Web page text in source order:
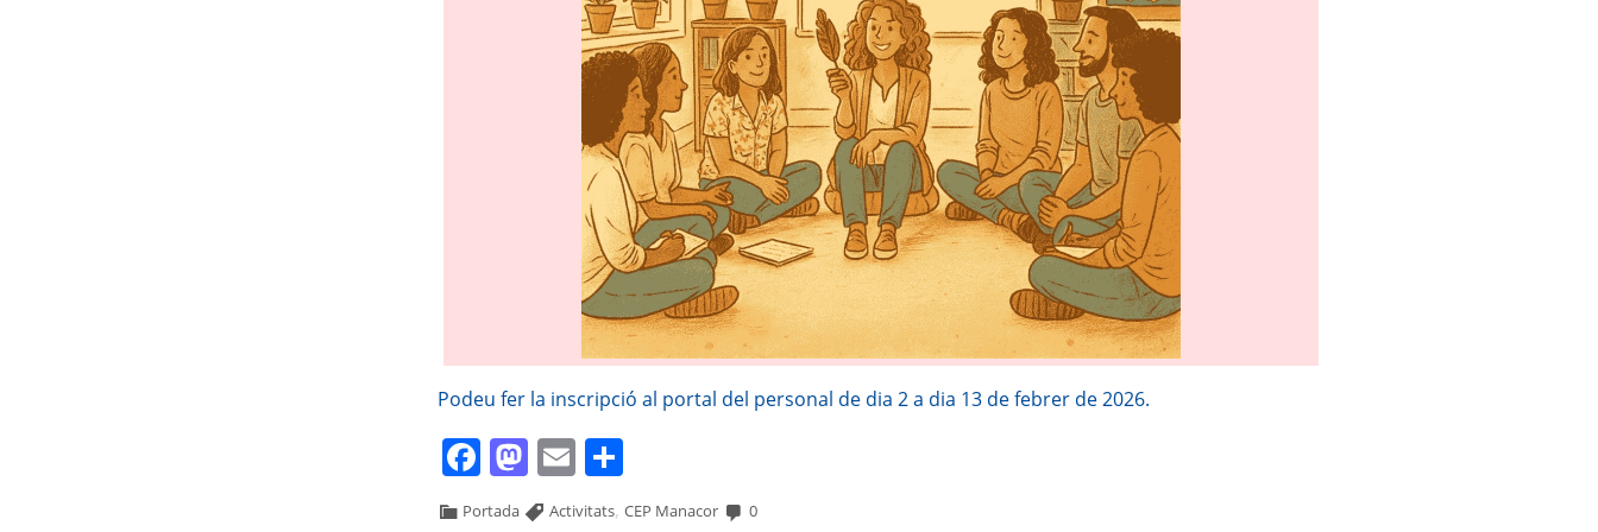
Podeu fer la inscripció al portal del personal de dia 2 a dia 13 de febrer de 2026.
Facebook
Mastodon
Email
Portada Activitats,CEP Manacor 0